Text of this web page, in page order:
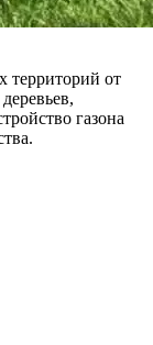
территорий от
газона